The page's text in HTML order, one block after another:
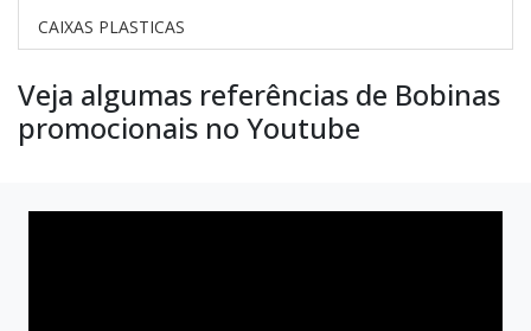
CAIXAS PLASTICAS
Veja algumas referências de Bobinas
promocionais no Youtube